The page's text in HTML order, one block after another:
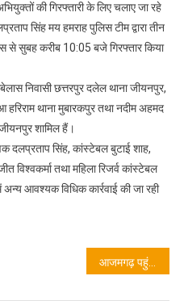
की गिरफ्तारी के लिए चलाए जा रहे
सिंह मय हमराह पुलिस टीम द्वारा तीन
से सुबह करीब 10:05 बजे गिरफ्तार किया
निवासी छत्तरपुर दलेल थाना जीयनपुर,
थाना मुबारकपुर तथा नदीम अहमद
शामिल हैं।
दलप्रताप सिंह, कांस्टेबल बुटाई शाह,
विश्वकर्मा तथा महिला रिजर्व कांस्टेबल
अन्य आवश्यक विधिक कार्रवाई की जा रही
आजमगढ़ पहुंचे जगद्गुरु शंकराचार्य अविमुक्तेश्वरानंद, बोले- “गाय को मां मानने वाली जनता के खिलाफ काम कर रही सरकारें”